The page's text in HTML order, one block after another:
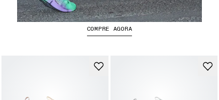
Cloudboom Strike 2
COMPRE AGORA